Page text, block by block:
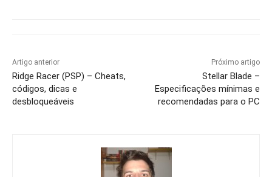
Artigo anterior
Ridge Racer (PSP) – Cheats,
códigos, dicas e
desbloqueáveis
Próximo artigo
Stellar Blade –
Especificações mínimas e
recomendadas para o PC